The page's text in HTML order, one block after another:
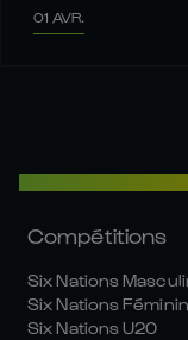
01 AVR.
Compétitions
Six Nations
Six Nations Féminin
Six Nations U20